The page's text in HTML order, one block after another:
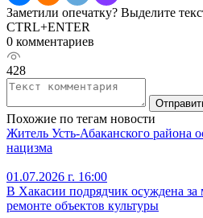
Заметили опечатку? Выделите
CTRL+ENTER
0 комментариев
428
Похожие по тегам новости
Житель Усть‑Абаканского района
нацизма
01.07.2026 г. 16:00
В Хакасии подрядчик осуждена
ремонте объектов культуры